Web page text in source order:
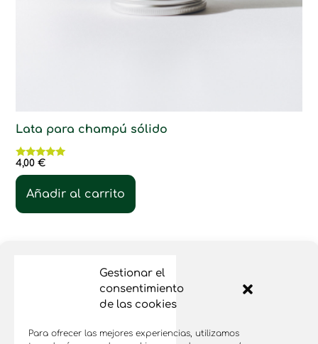
Gestionar el
consentimiento
de las cookies
Para ofrecer las mejores experiencias, utilizamos
Lata para champú sólido
Valorado
con
5.00
de 5
4,00€
Añadir al carrito